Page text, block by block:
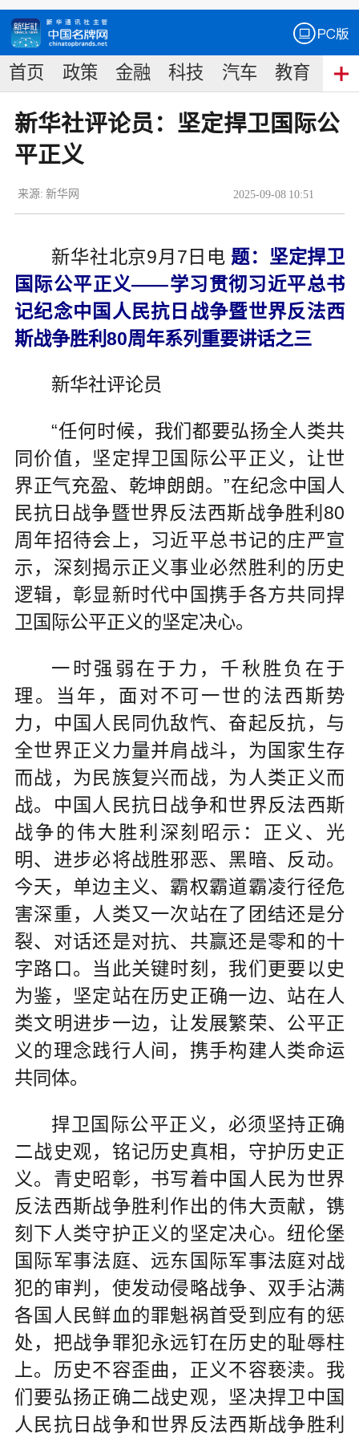
首页 政策 金融 科技 汽车 教育 食
新华社评论员：坚定捍卫国际公
平正义
2025-09-08 10:51
来源: 新华网
新华社北京9月7日电 题：坚定捍卫
国际公平正义——学习贯彻习近平总书
记纪念中国人民抗日战争暨世界反法西
斯战争胜利80周年系列重要讲话之三
新华社评论员
“任何时候，我们都要弘扬全人类共
同价值，坚定捍卫国际公平正义，让世
界正气充盈、乾坤朗朗。”在纪念中国人
民抗日战争暨世界反法西斯战争胜利80
周年招待会上，习近平总书记的庄严宣
示，深刻揭示正义事业必然胜利的历史
逻辑，彰显新时代中国携手各方共同捍
卫国际公平正义的坚定决心。
一时强弱在于力，千秋胜负在于
理。当年，面对不可一世的法西斯势
力，中国人民同仇敌忾、奋起反抗，与
全世界正义力量并肩战斗，为国家生存
而战，为民族复兴而战，为人类正义而
战。中国人民抗日战争和世界反法西斯
战争的伟大胜利深刻昭示：正义、光
明、进步必将战胜邪恶、黑暗、反动。
今天，单边主义、霸权霸道霸凌行径危
害深重，人类又一次站在了团结还是分
裂、对话还是对抗、共赢还是零和的十
字路口。当此关键时刻，我们更要以史
为鉴，坚定站在历史正确一边、站在人
类文明进步一边，让发展繁荣、公平正
义的理念践行人间，携手构建人类命运
共同体。
捍卫国际公平正义，必须坚持正确
二战史观，铭记历史真相，守护历史正
义。青史昭彰，书写着中国人民为世界
反法西斯战争胜利作出的伟大贡献，镌
刻下人类守护正义的坚定决心。纽伦堡
国际军事法庭、远东国际军事法庭对战
犯的审判，使发动侵略战争、双手沾满
各国人民鲜血的罪魁祸首受到应有的惩
处，把战争罪犯永远钉在历史的耻辱柱
上。历史不容歪曲，正义不容亵渎。我
们要弘扬正确二战史观，坚决捍卫中国
人民抗日战争和世界反法西斯战争胜利